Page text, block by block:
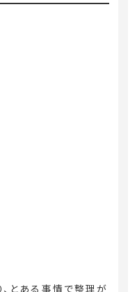
とある事情で整理が